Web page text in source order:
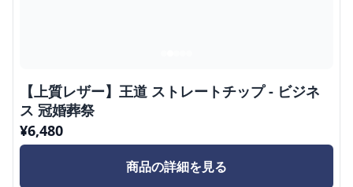
【上質レザー】王道 ストレートチップ - ビジネ
ス 冠婚葬祭
¥6,480
商品の詳細を見る